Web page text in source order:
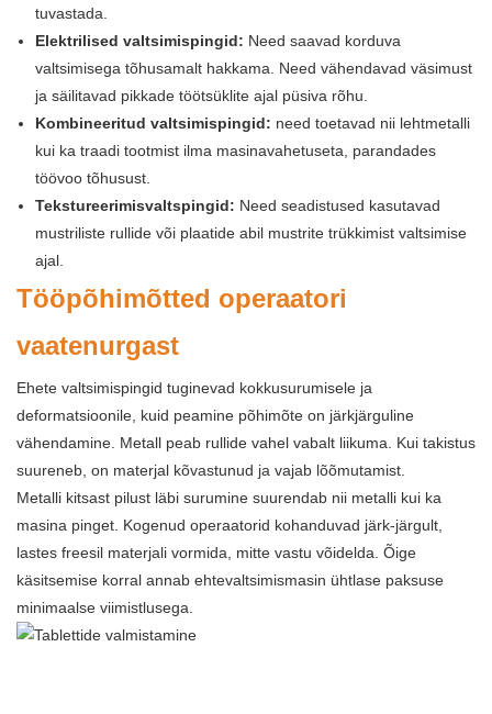
tuvastada.
Elektrilised valtsimispingid: Need saavad korduva
valtsimisega tõhusamalt hakkama. Need vähendavad väsimust
ja säilitavad pikkade töötsüklite ajal püsiva rõhu.
Kombineeritud valtsimispingid: need toetavad nii lehtmetalli
kui ka traadi tootmist ilma masinavahetuseta, parandades
töövoo tõhusust.
Tekstureerimisvaltspingid: Need seadistused kasutavad
mustriliste rullide või plaatide abil mustrite trükkimist valtsimise
ajal.
Tööpõhimõtted operaatori
vaatenurgast
Ehete valtsimispingid tuginevad kokkusurumisele ja
deformatsioonile, kuid peamine põhimõte on järkjärguline
vähendamine. Metall peab rullide vahel vabalt liikuma. Kui takistus
suureneb, on materjal kõvastunud ja vajab lõõmutamist.
Metalli kitsast pilust läbi surumine suurendab nii metalli kui ka
masina pinget. Kogenud operaatorid kohanduvad järk-järgult,
lastes freesil materjali vormida, mitte vastu võidelda. Õige
käsitsemise korral annab ehtevaltsimismasin ühtlase paksuse
minimaalse viimistlusega.